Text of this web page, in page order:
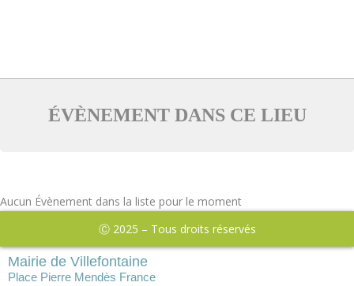
ÉVÈNEMENT DANS CE LIEU
Aucun Évènement dans la liste pour le moment
Ⓒ 2025 – Tous droits réservés
Mairie de Villefontaine
Place Pierre Mendès France